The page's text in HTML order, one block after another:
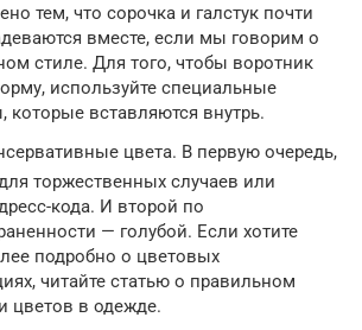
тем, что сорочка и галстук почти
вместе, если мы говорим о
стиле. Для того, чтобы воротник
используйте специальные
которые вставляются внутрь.
цвета. В первую очередь,
торжественных случаев или
кода. И второй по
— голубой. Если хотите
подробно о цветовых
читайте статью о правильном
цветов в одежде.